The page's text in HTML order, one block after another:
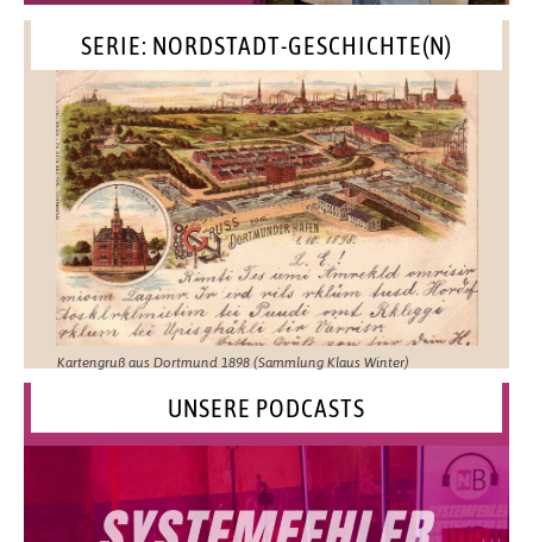
SERIE: NORDSTADT-GESCHICHTE(N)
Kartengruß aus Dortmund 1898 (Sammlung Klaus Winter)
UNSERE PODCASTS